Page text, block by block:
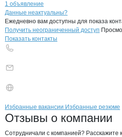
1 объявление
Контактыкомпании
+7(800)000-00-..
Данные неактуальны?
Ежедневно вам доступны для показа
Получить неограниченный доступ
Показать контакты
Брендыкомпани
Вакансии в
Избранные вакансии Избранные резюме
Новости o
Отзывы о компании
Сотрудничали с компанией? Расскажите